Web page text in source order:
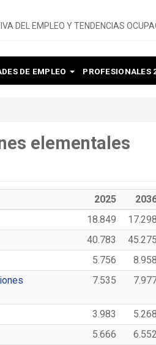
DEL EMPLEO Y TENDENCIAS
DE EMPLEO PROFESIONALES
elementales
2025
18.849 17.298
40.783 45.275
5.756 8.958
7.535
3.983 5.268
5.666 6.552